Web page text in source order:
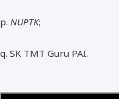
p. NUPTK;
q. SK TMT Guru PAI.